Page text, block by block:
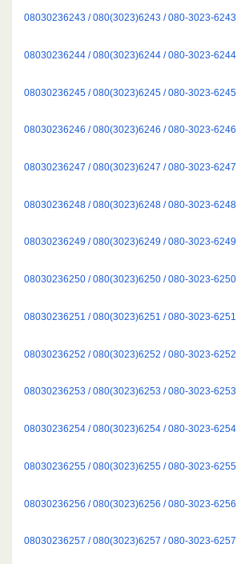
08030236243 / 080(3023)6243 / 080-3023-6243
08030236244 / 080(3023)6244 / 080-3023-6244
08030236245 / 080(3023)6245 / 080-3023-6245
08030236246 / 080(3023)6246 / 080-3023-6246
08030236247 / 080(3023)6247 / 080-3023-6247
08030236248 / 080(3023)6248 / 080-3023-6248
08030236249 / 080(3023)6249 / 080-3023-6249
08030236250 / 080(3023)6250 / 080-3023-6250
08030236251 / 080(3023)6251 / 080-3023-6251
08030236252 / 080(3023)6252 / 080-3023-6252
08030236253 / 080(3023)6253 / 080-3023-6253
08030236254 / 080(3023)6254 / 080-3023-6254
08030236255 / 080(3023)6255 / 080-3023-6255
08030236256 / 080(3023)6256 / 080-3023-6256
08030236257 / 080(3023)6257 / 080-3023-6257